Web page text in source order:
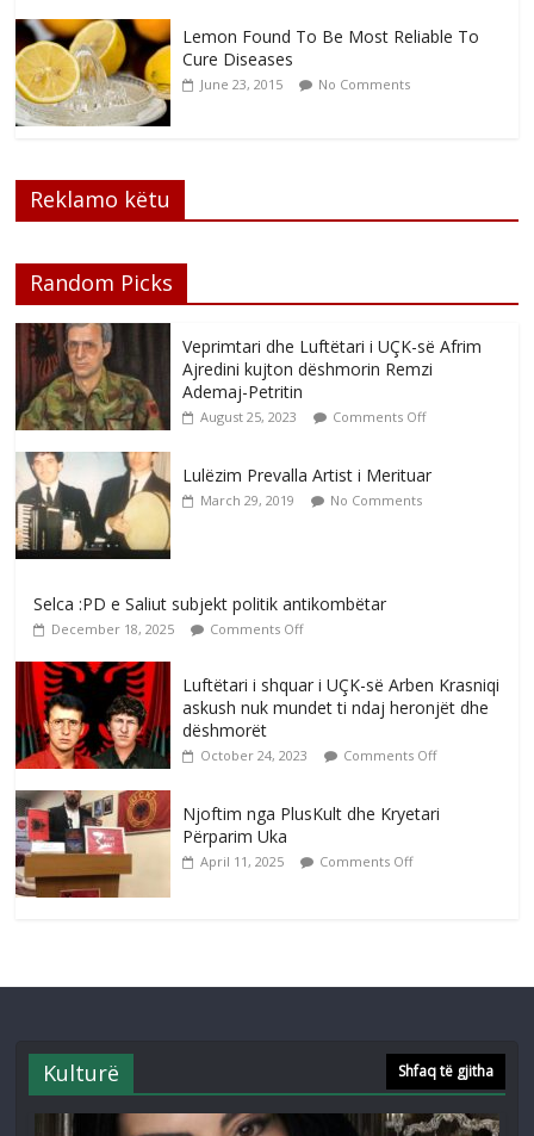
Lemon Found To Be Most Reliable To
Cure Diseases
June 23, 2015 No Comments
Reklamo këtu
Random Picks
Veprimtari dhe Luftëtari i UÇK-së Afrim
Ajredini kujton dëshmorin Remzi
Ademaj-Petritin
August 25, 2023 Comments Off
Lulëzim Prevalla Artist i Merituar
March 29, 2019 No Comments
Selca :PD e Saliut subjekt politik antikombëtar
December 18, 2025 Comments Off
Luftëtari i shquar i UÇK-së Arben Krasniqi
askush nuk mundet ti ndaj heronjët dhe
dëshmorët
October 24, 2023 Comments Off
Njoftim nga PlusKult dhe Kryetari
Përparim Uka
April 11, 2025 Comments Off
Kulturë Shfaq të gjitha